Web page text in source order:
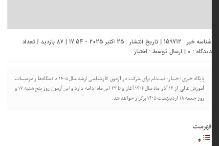
شناسه خبر : 159712 | تاریخ انتشار : 25 اکتبر 2025 - 17:54 | 87 بازدید | تعداد
دیدگاه :0 | ارسال توسط :اختبار
پایگاه خبری اختبار- ثبت‌نام برای شرکت در آزمون کارشناسی ارشد سال ۱۴۰۵ دانشگاه‌ها و موسسات
آموزش عالی از ۱۶ آذر ماه سال ۱۴۰۴ آغاز و تا ۲۳ این ماه ادامه دارد و این آزمون روز پنج شنبه ۱۷ و
روز جمعه ۱۸ اردیبهشت ۱۴۰۵ برگزار خواهد شد.
فهرست